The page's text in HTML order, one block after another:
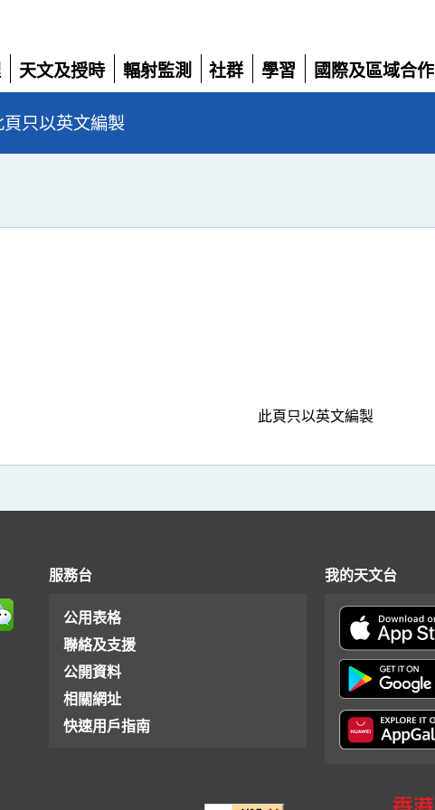
天文及授時
展
開
輻射監測
展
開
社群
展
學習
展
國際及區域合作
展
頁只以英文編製
此頁只以英文編製
服務台
公用表格
聯絡及支援
公開資料
相關網址
快速用戶指南
我的天文台